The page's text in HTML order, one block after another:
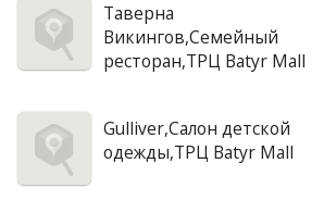
Таверна
Викингов,Семейный
ресторан,ТРЦ Batyr Mall
Gulliver,Салон детской
одежды,ТРЦ Batyr Mall